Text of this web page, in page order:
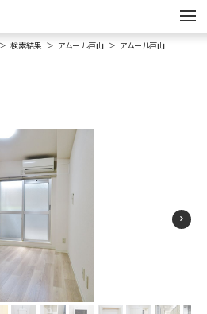
検索結果 アムール戸山 アムール戸山